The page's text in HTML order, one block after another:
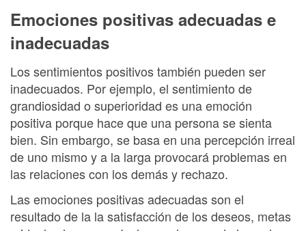
Emociones positivas adecuadas e
inadecuadas
Los sentimientos positivos también pueden ser
inadecuados. Por ejemplo, el sentimiento de
grandiosidad o superioridad es una emoción
positiva porque hace que una persona se sienta
bien. Sin embargo, se basa en una percepción irreal
de uno mismo y a la larga provocará problemas en
las relaciones con los demás y rechazo.
Las emociones positivas adecuadas son el
resultado de la la satisfacción de los deseos, metas